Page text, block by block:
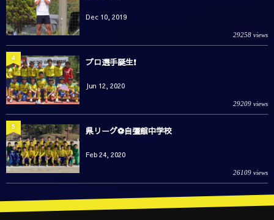
Dec 10, 2019
29258 views
プロ選手誕生❗️
Jun 12, 2020
29209 views
4
県リーグ⚽️自彊館中学校
Feb 24, 2020
26109 views
5